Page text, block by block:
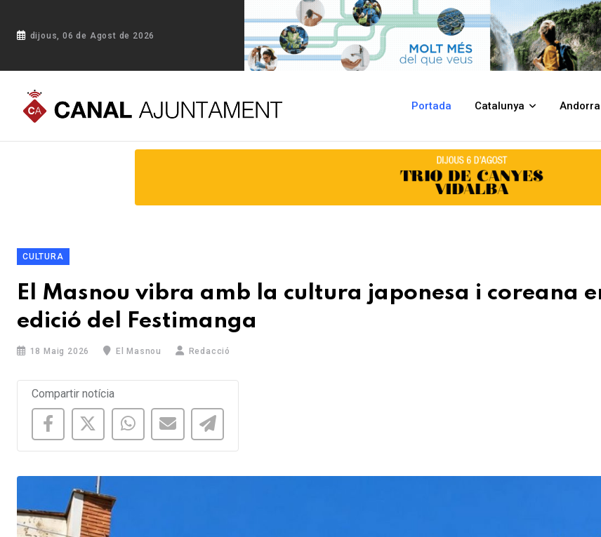
dijous, 06 de Agost de 2026
Portada Catalunya Andorra
Portada Blog El Masnou vibra amb la cultura japonesa i coreana en la 4a edició del Festimanga
CULTURA
El Masnou vibra amb la cultura japonesa i coreana
edició del Festimanga
18 Maig 2026 El Masnou Redacció
Compartir notícia